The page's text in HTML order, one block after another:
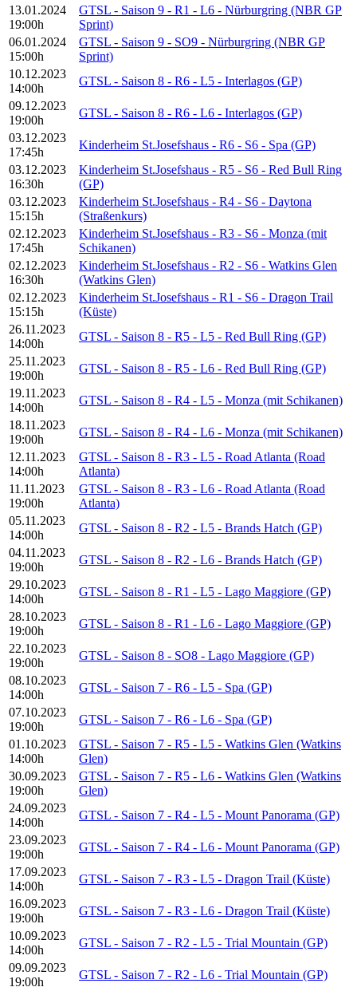
13.01.2024
19:00h
GTSL - Saison 9 - R1 - L6 - Nürburgring (NBR GP
Sprint)
06.01.2024
15:00h
GTSL - Saison 9 - SO9 - Nürburgring (NBR GP
Sprint)
10.12.2023
14:00h
GTSL - Saison 8 - R6 - L5 - Interlagos (GP)
09.12.2023
19:00h
GTSL - Saison 8 - R6 - L6 - Interlagos (GP)
03.12.2023
17:45h
Kinderheim St.Josefshaus - R6 - S6 - Spa (GP)
03.12.2023
16:30h
Kinderheim St.Josefshaus - R5 - S6 - Red Bull Ring
(GP)
03.12.2023
15:15h
Kinderheim St.Josefshaus - R4 - S6 - Daytona
(Straßenkurs)
02.12.2023
17:45h
Kinderheim St.Josefshaus - R3 - S6 - Monza (mit
Schikanen)
02.12.2023
16:30h
Kinderheim St.Josefshaus - R2 - S6 - Watkins Glen
(Watkins Glen)
02.12.2023
15:15h
Kinderheim St.Josefshaus - R1 - S6 - Dragon Trail
(Küste)
26.11.2023
14:00h
GTSL - Saison 8 - R5 - L5 - Red Bull Ring (GP)
25.11.2023
19:00h
GTSL - Saison 8 - R5 - L6 - Red Bull Ring (GP)
19.11.2023
14:00h
GTSL - Saison 8 - R4 - L5 - Monza (mit Schikanen)
18.11.2023
19:00h
GTSL - Saison 8 - R4 - L6 - Monza (mit Schikanen)
12.11.2023
14:00h
GTSL - Saison 8 - R3 - L5 - Road Atlanta (Road
Atlanta)
11.11.2023
19:00h
GTSL - Saison 8 - R3 - L6 - Road Atlanta (Road
Atlanta)
05.11.2023
14:00h
GTSL - Saison 8 - R2 - L5 - Brands Hatch (GP)
04.11.2023
19:00h
GTSL - Saison 8 - R2 - L6 - Brands Hatch (GP)
29.10.2023
14:00h
GTSL - Saison 8 - R1 - L5 - Lago Maggiore (GP)
28.10.2023
19:00h
GTSL - Saison 8 - R1 - L6 - Lago Maggiore (GP)
22.10.2023
19:00h
GTSL - Saison 8 - SO8 - Lago Maggiore (GP)
08.10.2023
14:00h
GTSL - Saison 7 - R6 - L5 - Spa (GP)
07.10.2023
19:00h
GTSL - Saison 7 - R6 - L6 - Spa (GP)
01.10.2023
14:00h
GTSL - Saison 7 - R5 - L5 - Watkins Glen (Watkins
Glen)
30.09.2023
19:00h
GTSL - Saison 7 - R5 - L6 - Watkins Glen (Watkins
Glen)
24.09.2023
14:00h
GTSL - Saison 7 - R4 - L5 - Mount Panorama (GP)
23.09.2023
19:00h
GTSL - Saison 7 - R4 - L6 - Mount Panorama (GP)
17.09.2023
14:00h
GTSL - Saison 7 - R3 - L5 - Dragon Trail (Küste)
16.09.2023
19:00h
GTSL - Saison 7 - R3 - L6 - Dragon Trail (Küste)
10.09.2023
14:00h
GTSL - Saison 7 - R2 - L5 - Trial Mountain (GP)
09.09.2023
19:00h
GTSL - Saison 7 - R2 - L6 - Trial Mountain (GP)